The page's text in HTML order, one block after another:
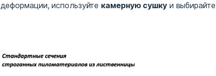
деформации, используйте камерную сушкуи